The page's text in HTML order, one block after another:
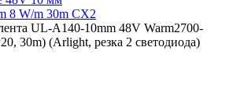
8 W/m 30m CX2
UL-A140-10mm 48V Warm2700-
30m) (Arlight, резка 2 светодиода)